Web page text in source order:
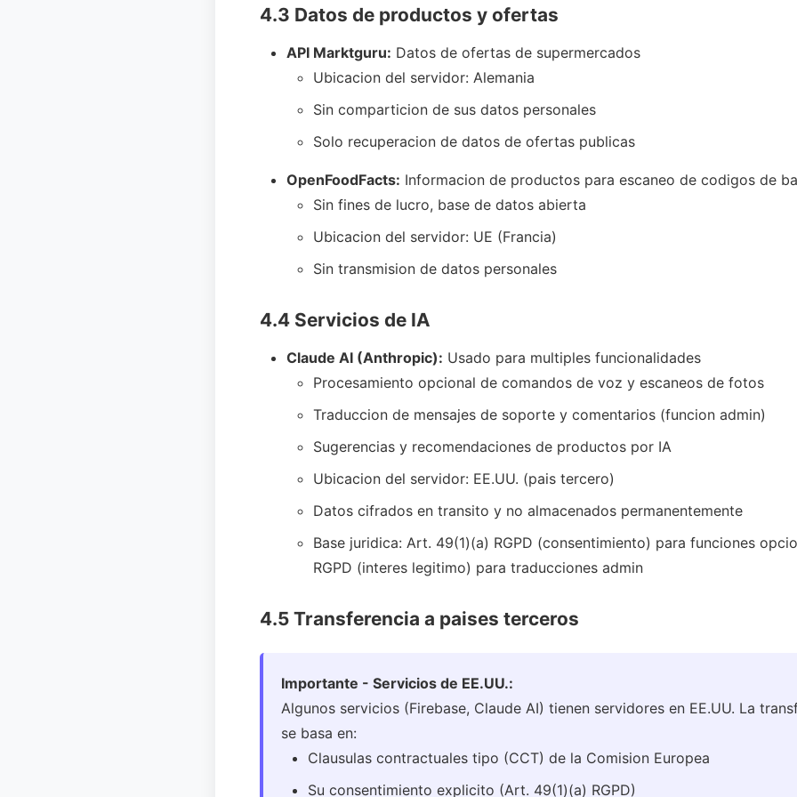
4.3 Datos de productos y ofertas
API Marktguru: Datos de ofertas de supermercados
Ubicacion del servidor: Alemania
Sin comparticion de sus datos personales
Solo recuperacion de datos de ofertas publicas
OpenFoodFacts: Informacion de productos para escaneo de codigos de
Sin fines de lucro, base de datos abierta
Ubicacion del servidor: UE (Francia)
Sin transmision de datos personales
4.4 Servicios de IA
Claude AI (Anthropic): Usado para multiples funcionalidades
Procesamiento opcional de comandos de voz y escaneos de fotos
Traduccion de mensajes de soporte y comentarios (funcion admin)
Sugerencias y recomendaciones de productos por IA
Ubicacion del servidor: EE.UU. (pais tercero)
Datos cifrados en transito y no almacenados permanentemente
Base juridica: Art. 49(1)(a) RGPD (consentimiento) para funciones
RGPD (interes legitimo) para traducciones admin
4.5 Transferencia a paises terceros
Importante - Servicios de EE.UU.:
Algunos servicios (Firebase, Claude AI) tienen servidores en EE.UU. La
se basa en:
Clausulas contractuales tipo (CCT) de la Comision Europea
Su consentimiento explicito (Art. 49(1)(a) RGPD)